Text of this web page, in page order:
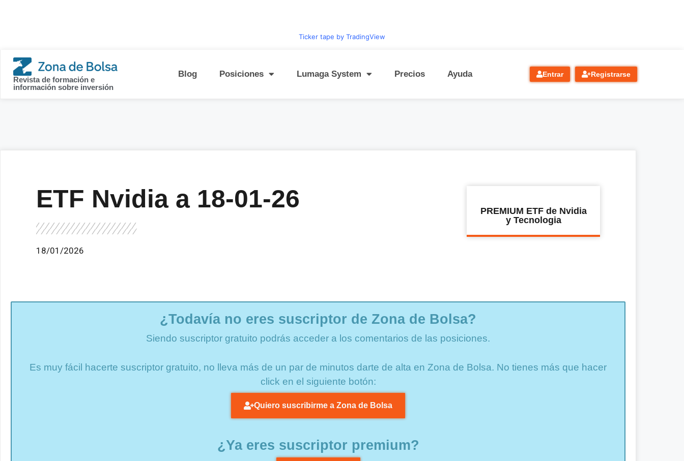
Ticker tape by TradingView
Revista de formación e
información sobre inversión
Blog Posiciones Lumaga System Precios Ayuda Entrar Registrarse
ETF Nvidia a 18-01-26
18/01/2026
PREMIUM ETF de Nvidia
y Tecnologia
¿Todavía no eres suscriptor de Zona de Bolsa?
Siendo suscriptor gratuito podrás acceder a los comentarios de las posiciones.
Es muy fácil hacerte suscriptor gratuito, no lleva más de un par de minutos darte de alta en Zona de Bolsa. No tienes más que hacer
click en el siguiente botón:
Quiero suscribirme a Zona de Bolsa
¿Ya eres suscriptor premium?